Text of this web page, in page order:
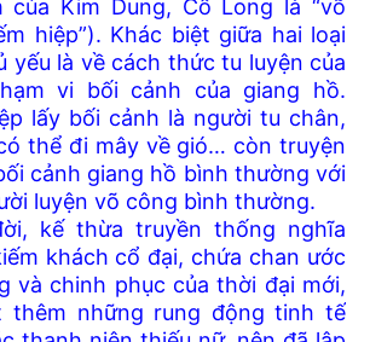
của Kim Dung, Cổ Long là “võ
hiệp”). Khác biệt giữa hai loại
yếu là về cách thức tu luyện của
vi bối cảnh của giang hồ.
lấy bối cảnh là người tu chân,
thể đi mây về gió… còn truyện
cảnh giang hồ bình thường với
luyện võ công bình thường.
kế thừa truyền thống nghĩa
khách cổ đại, chứa chan ước
và chinh phục của thời đại mới,
thêm những rung động tinh tế